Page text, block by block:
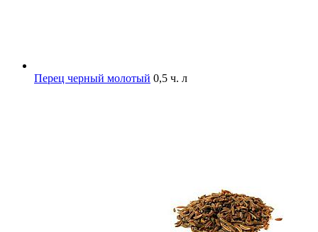
Перец черный молотый 0,5 ч. л